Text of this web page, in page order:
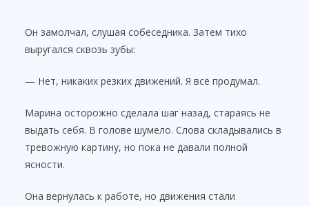
Он замолчал, слушая собеседника. Затем тихо
выругался сквозь зубы:
— Нет, никаких резких движений. Я всё продумал.
Марина осторожно сделала шаг назад, стараясь не
выдать себя. В голове шумело. Слова складывались в
тревожную картину, но пока не давали полной
ясности.
Она вернулась к работе, но движения стали